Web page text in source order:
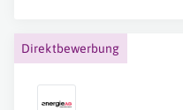
Direktbewerbung